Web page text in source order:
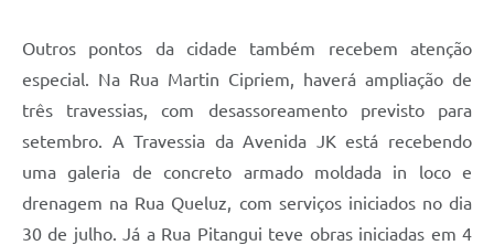
Outros pontos da cidade também recebem atenção
especial. Na Rua Martin Cipriem, haverá ampliação de
três travessias, com desassoreamento previsto para
setembro. A Travessia da Avenida JK está recebendo
uma galeria de concreto armado moldada in loco e
drenagem na Rua Queluz, com serviços iniciados no dia
30 de julho. Já a Rua Pitangui teve obras iniciadas em 4